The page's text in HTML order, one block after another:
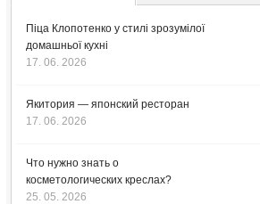
Піца Клопотенко у стилі зрозумілої
домашньої кухні
17. 06. 2026
Якитория — японский ресторан
17. 06. 2026
Что нужно знать о
косметологических креслах?
25. 05. 2026